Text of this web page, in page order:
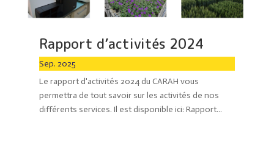
Rapport d’activités 2024
Sep. 2025
Le rapport d'activités 2024 du CARAH vous
permettra de tout savoir sur les activités de nos
différents services. Il est disponible ici: Rapport...